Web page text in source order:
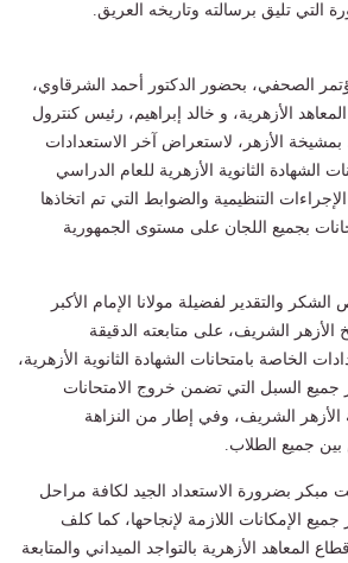
التي تليق برسالته وتاريخه العريق.
الصحفي، بحضور الدكتور أحمد الشرقاوي،
الأزهرية، و خالد إبراهيم، رئيس كنترول
بمشيخة الأزهر، لاستعراض آخر الاستعدادات
الشهادة الثانوية الأزهرية للعام الدراسي
عن الإجراءات التنظيمية والضوابط التي تم اتخاذها
بجميع اللجان على مستوى الجمهورية
والتقدير لفضيلة مولانا الإمام الأكبر
الأزهر الشريف، على متابعته الدقيقة
الخاصة بامتحانات الشهادة الثانوية الأزهرية،
جميع السبل التي تضمن خروج الامتحانات
الأزهر الشريف، وفي إطار من النزاهة
بين جميع الطلاب.
مبكر بضرورة الاستعداد الجيد لكافة مراحل
جميع الإمكانات اللازمة لإنجاحها، كما كلف
المعاهد الأزهرية بالتواجد الميداني والمتابعة